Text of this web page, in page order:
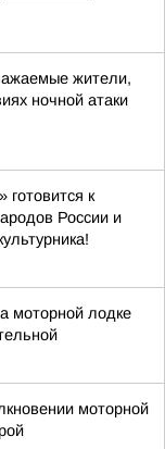
жители,
ночной атаки
готовится к
России и
моторной лодке
моторной